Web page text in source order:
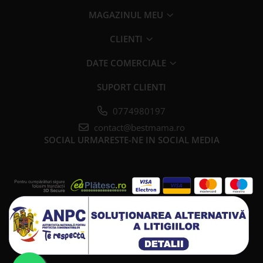
MAGAZINUL MEU
CLIENTI
DATE COMERCIALE
SUPORT CLIENTI
0774980197
contact@bestmama.ro
SOCIAL URMARESTE-NE IN SOCIAL MEDIA